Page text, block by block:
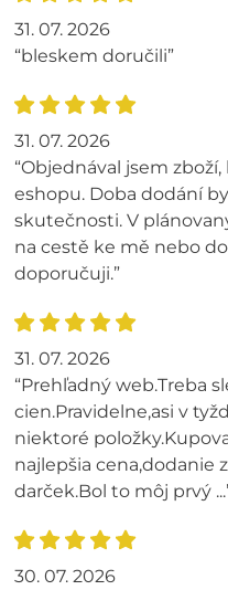
31. 07. 2026
“bleskem doručili”
31. 07. 2026
“Objednával jsem
eshopu. Doba dodání
skutečnosti. V
na cestě ke mě nebo
doporučuji.”
31. 07. 2026
“Prehľadný web.Treba
cien.Pravidelne,asi v
niektoré
najlepšia cena,dodanie
darček.Bol to môj prvý
30. 07. 2026